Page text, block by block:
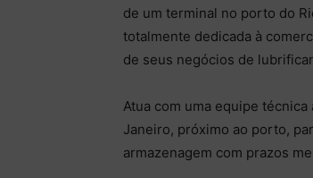
de um terminal no porto do
totalmente dedicada à
de seus negócios de
Atua com uma equipe
Janeiro, próximo ao porto,
armazenagem com prazos